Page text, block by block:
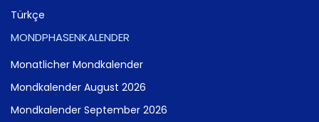
Türkçe
MONDPHASENKALENDER
Monatlicher Mondkalender
Mondkalender August 2026
Mondkalender September 2026